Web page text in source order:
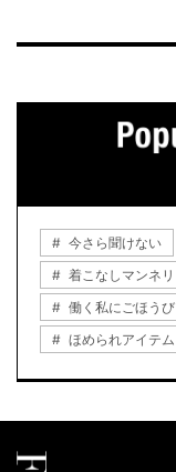
今さら聞けない
着こなしマンネリ
働く私にごほうび
ほめられアイテム